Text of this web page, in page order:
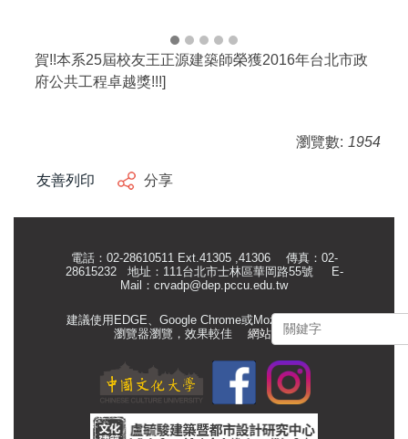
賀!!本系25屆校友王正源建築師榮獲2016年台北市政
府公共工程卓越獎!!!]
瀏覽數: 1954
友善列印 分享
電話：02-28610511 Ext.41305 ,41306 傳真：02-
28615232 地址：111台北市士林區華岡路55號
E-
Mail： crvadp@dep.pccu.edu.tw
建議使用EDGE、Google Chrome或Mozilla Firefox等
瀏覽器瀏覽，效果較佳 網站管理